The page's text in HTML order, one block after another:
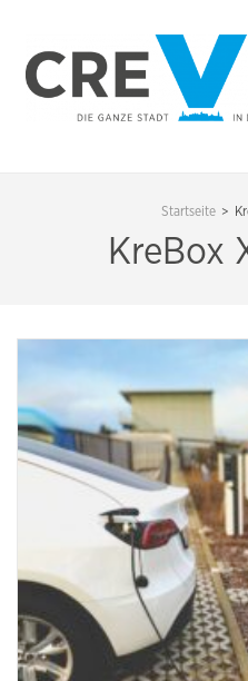
springen
(Enter
Startseite >
KreBox